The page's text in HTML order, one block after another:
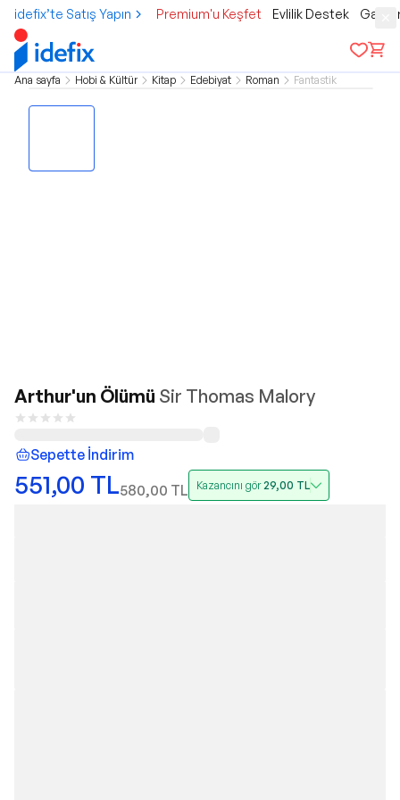
idefix’te Satış Yapın Premium'u Keşfet Evlilik Destek
Ana sayfa Hobi & Kültür Kitap Edebiyat Roman Fantastik
Arthur'un Ölümü Sir Thomas Malory
Sepette İndirim
551,00 TL580,00 TL Kazancını gör29,00 TL